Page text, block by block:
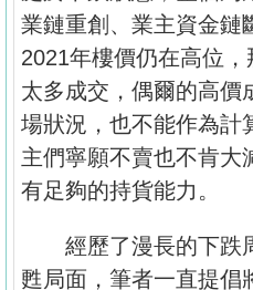
置
業
手
冊
關
們
業鏈重創、業主資金鏈
2021年樓價仍在高位
太多成交，偶爾的高價
場狀況，也不能作為計
主們寧願不賣也不肯大
有足夠的持貨能力。
經歷了漫長的下跌
甦局面，筆者一直提倡